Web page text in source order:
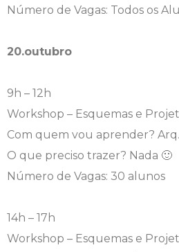
Número de Vagas: Todos os
20.outubro
9h – 12h
Workshop – Esquemas e
Com quem vou aprender? Arq.
O que preciso trazer? Nada 🙂
Número de Vagas: 30 alunos
14h – 17h
Workshop – Esquemas e